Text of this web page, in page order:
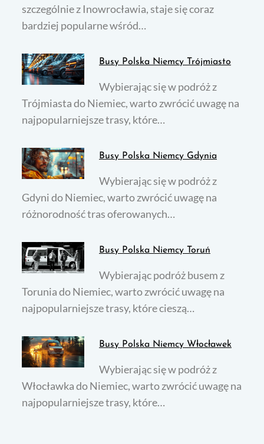
szczególnie z Inowrocławia, staje się coraz
bardziej popularne wśród…
Busy Polska Niemcy Trójmiasto
Wybierając się w podróż z
Trójmiasta do Niemiec, warto zwrócić uwagę na
najpopularniejsze trasy, które…
Busy Polska Niemcy Gdynia
Wybierając się w podróż z
Gdyni do Niemiec, warto zwrócić uwagę na
różnorodność tras oferowanych…
Busy Polska Niemcy Toruń
Wybierając podróż busem z
Torunia do Niemiec, warto zwrócić uwagę na
najpopularniejsze trasy, które cieszą…
Busy Polska Niemcy Włocławek
Wybierając się w podróż z
Włocławka do Niemiec, warto zwrócić uwagę na
najpopularniejsze trasy, które…